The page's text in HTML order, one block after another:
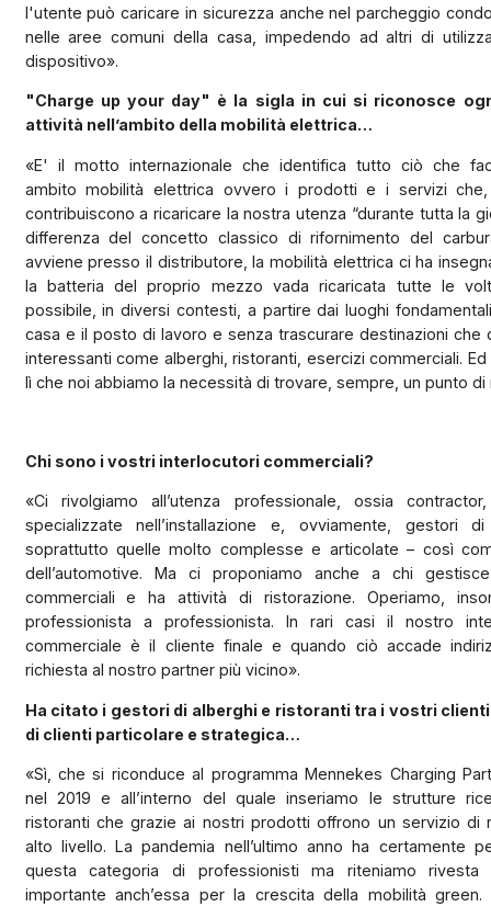
l'utente può caricare in sicurezza anche nel parcheggio
nelle aree comuni della casa, impedendo ad altri di
dispositivo».
"Charge up your day" è la sigla in cui si riconosce
attività nell’ambito della mobilità elettrica…
«E' il motto internazionale che identifica tutto ciò che
ambito mobilità elettrica ovvero i prodotti e i servizi
contribuiscono a ricaricare la nostra utenza “durante tutta la
differenza del concetto classico di rifornimento del
avviene presso il distributore, la mobilità elettrica ci ha
la batteria del proprio mezzo vada ricaricata tutte le
possibile, in diversi contesti, a partire dai luoghi
casa e il posto di lavoro e senza trascurare destinazioni che
interessanti come alberghi, ristoranti, esercizi commerciali.
lì che noi abbiamo la necessità di trovare, sempre, un punto di
Chi sono i vostri interlocutori commerciali?
«Ci rivolgiamo all’utenza professionale, ossia
specializzate nell’installazione e, ovviamente, gestori
soprattutto quelle molto complesse e articolate – così
dell’automotive. Ma ci proponiamo anche a chi
commerciali e ha attività di ristorazione. Operiamo,
professionista a professionista. In rari casi il nostro
commerciale è il cliente finale e quando ciò accade
richiesta al nostro partner più vicino».
Ha citato i gestori di alberghi e ristoranti tra i vostri clienti.
di clienti particolare e strategica…
«Sì, che si riconduce al programma Mennekes Charging
nel 2019 e all’interno del quale inseriamo le strutture
ristoranti che grazie ai nostri prodotti offrono un servizio di
alto livello. La pandemia nell’ultimo anno ha certamente
questa categoria di professionisti ma riteniamo rivesta
importante anch’essa per la crescita della mobilità green.